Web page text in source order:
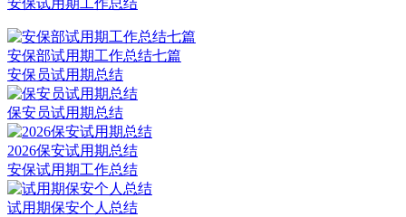
安保试用期工作总结
安保部试用期工作总结七篇
安保员试用期总结
保安员试用期总结
2026保安试用期总结
安保试用期工作总结
试用期保安个人总结